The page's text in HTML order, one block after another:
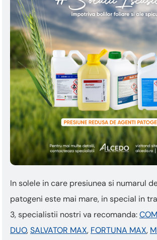
In solele in care presiunea si numarul
patogeni este mai mare, in special in
3, specialistii nostri va recomanda:
DUO,SALVATOR MAX, FORTUNA MAX,